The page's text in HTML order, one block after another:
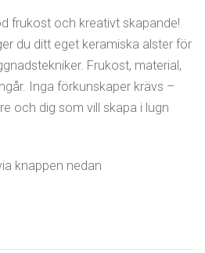
frukost och kreativt skapande!
du ditt eget keramiska alster för
Frukost, material,
Inga förkunskaper krävs –
och dig som vill skapa i lugn
knappen nedan